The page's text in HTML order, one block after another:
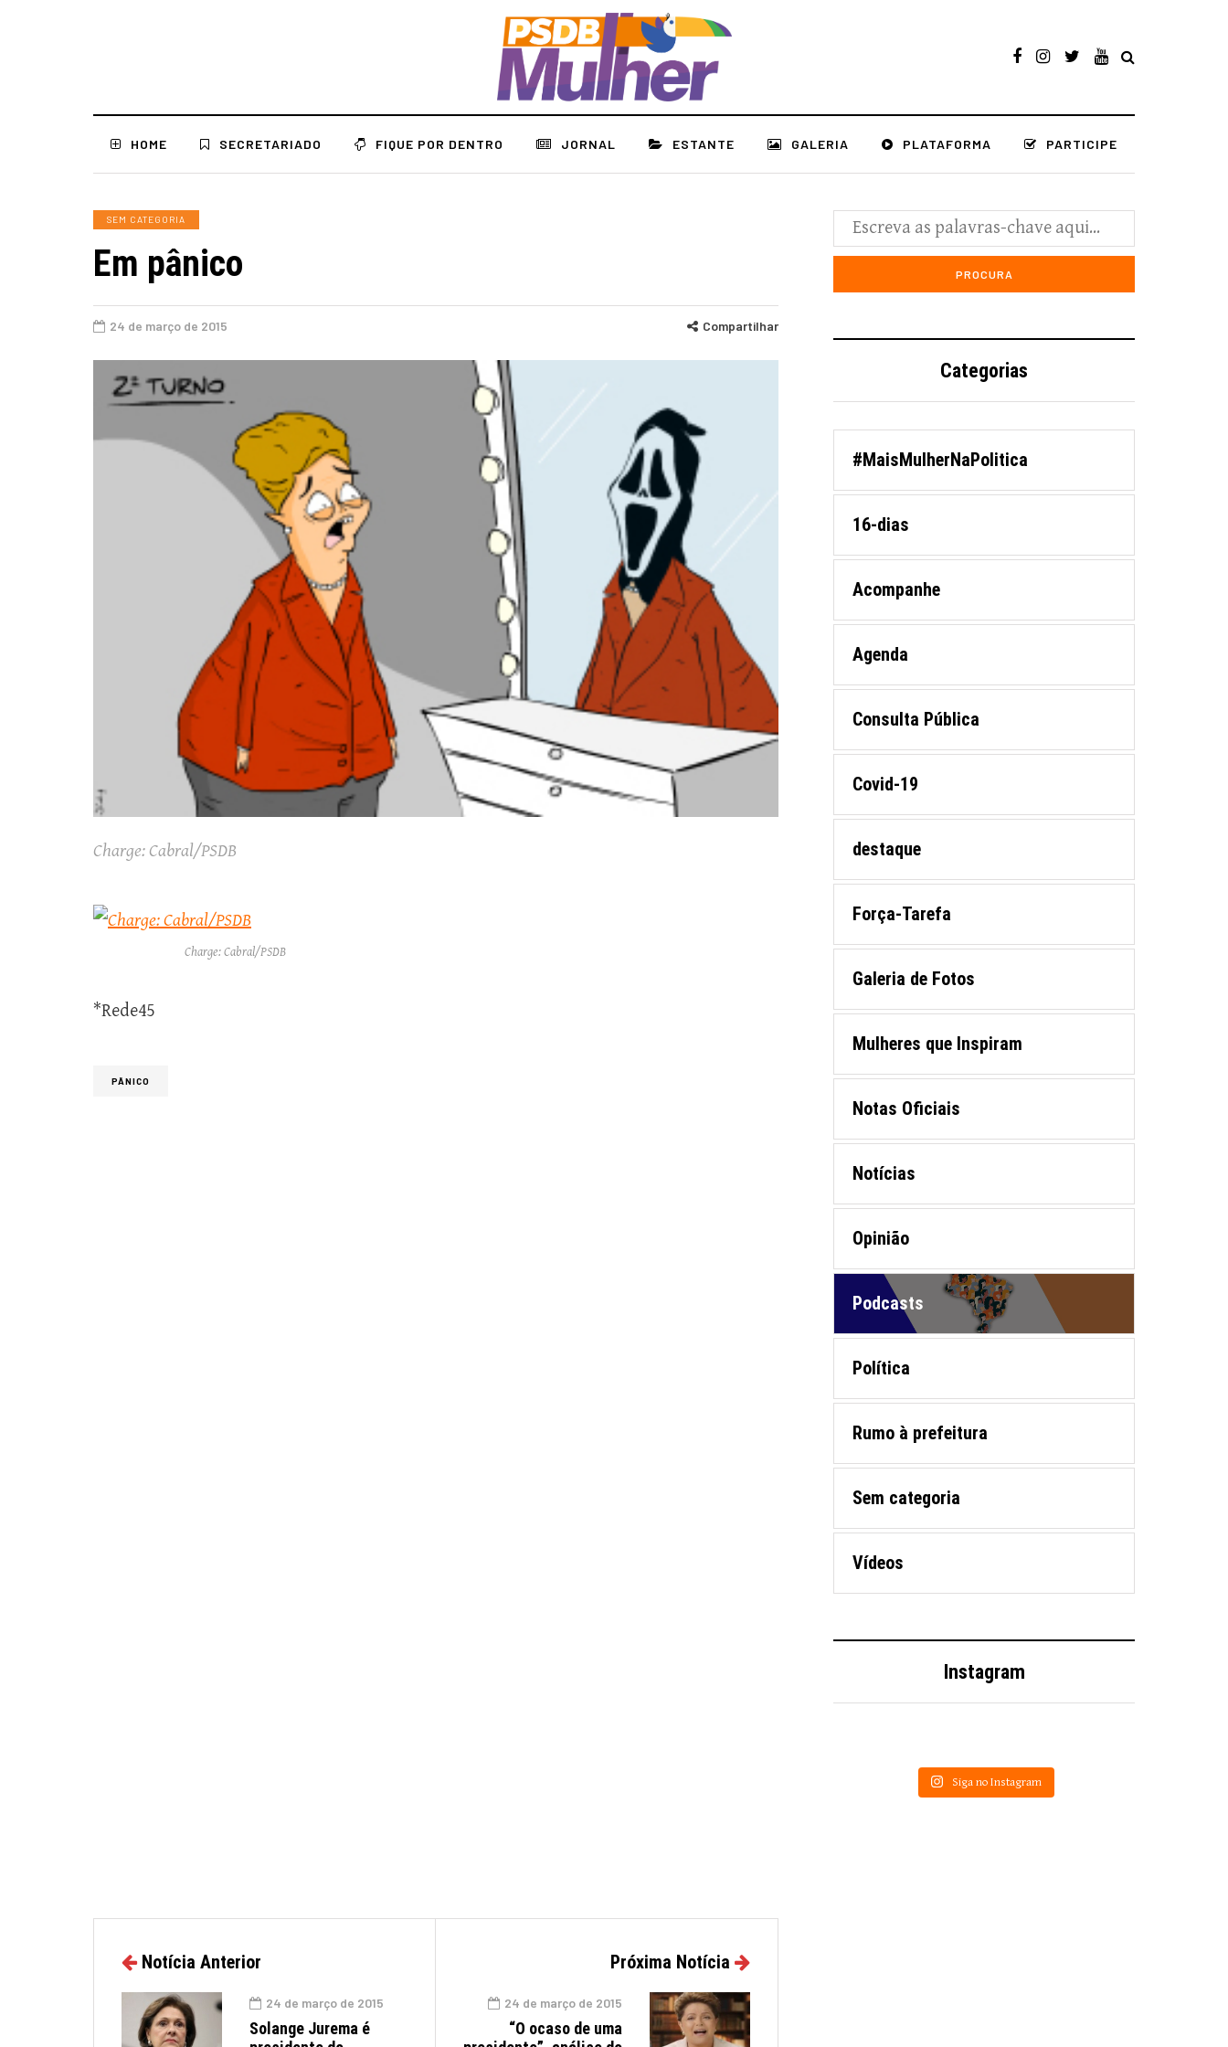
HOME SECRETARIADO FIQUE POR DENTRO JORNAL ESTANTE GALERIA PLATAFORMA PARTICIPE
SEM CATEGORIA
Em pânico
24 de março de 2015 Compartilhar
Charge: Cabral/PSDB
Charge: Cabral/PSDB
*Rede45
PÂNICO
Categorias
#MaisMulherNaPolitica
16-dias
Acompanhe
Agenda
Consulta Pública
Covid-19
destaque
Força-Tarefa
Galeria de Fotos
Mulheres que Inspiram
Notas Oficiais
Notícias
Opinião
Podcasts
Política
Rumo à prefeitura
Sem categoria
Vídeos
Instagram
Siga no Instagram
Notícia Anterior
24 de março de 2015
Solange Jurema é
Próxima Notícia
24 de março de 2015
“O ocaso de uma